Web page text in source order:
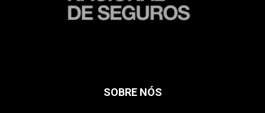
SOBRE NÓS